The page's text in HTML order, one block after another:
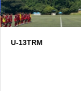
U-13TRM